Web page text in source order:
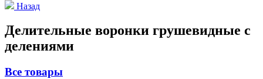
Назад
Делительные воронки грушевидные с
делениями
Все товары